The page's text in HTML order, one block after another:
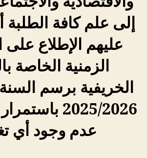
إلى علم كافة الطلبة
عليهم الإطلاع على
الزمنية الخاصة
الخريفية برسم
2025/2026
عدم وجود أي